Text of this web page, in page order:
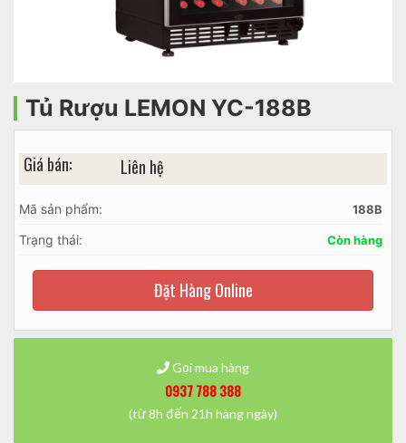
Tủ Rượu LEMON YC-188B
Giá bán: Liên hệ
Mã sản phẩm: 188B
Trạng thái: Còn hàng
Đặt Hàng Online
Gọi mua hàng
0937 788 388
(từ 8h đến 21h hàng ngày)